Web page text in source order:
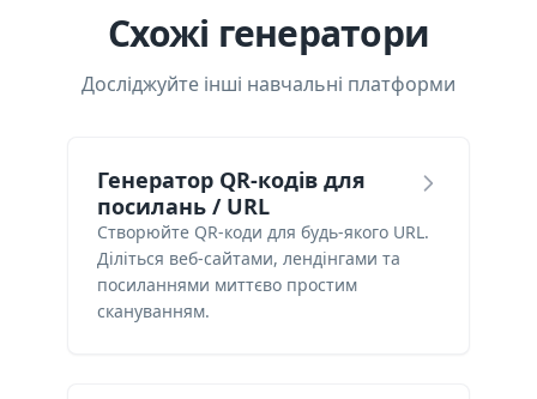
Схожі генератори
Досліджуйте інші навчальні платформи
Генератор QR-кодів для
посилань / URL
Створюйте QR-коди для будь-якого URL.
Діліться веб-сайтами, лендінгами та
посиланнями миттєво простим
скануванням.